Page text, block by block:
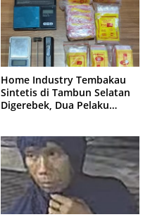
Home Industry Tembakau
Sintetis di Tambun Selatan
Digerebek, Dua Pelaku